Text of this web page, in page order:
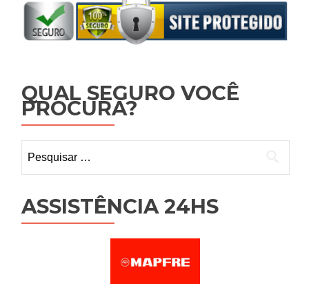
QUAL SEGURO VOCÊ
PROCURA?
por:
ASSISTÊNCIA 24HS